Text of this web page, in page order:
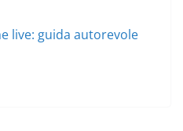
live: guida autorevole